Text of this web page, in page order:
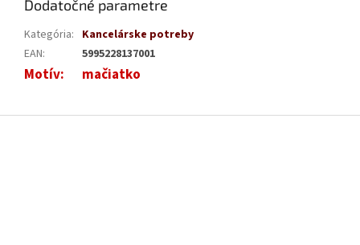
Dodatočné parametre
Kategória: Kancelárske potreby
EAN: 5995228137001
Motív: mačiatko